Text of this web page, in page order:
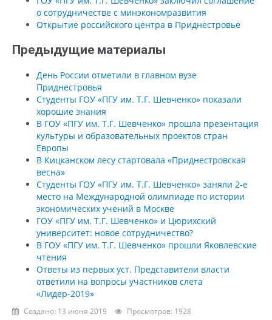
о сотрудничестве с минэкономразвития
Открытие российского центра в Приднестровье
Предыдущие материалы
День России отметили в главном вузе
Приднестровья
Студенты ГОУ «ПГУ им. Т.Г. Шевченко» показали
хорошие знания
В ГОУ «ПГУ им. Т.Г. Шевченко» прошла презентация
культуры и образовательных проектов стран
Европы
В Кицканском лесу стартовала «Приднестровская
весна»
Студенты ГОУ «ПГУ им. Т.Г. Шевченко» заняли 2-е
место на Международной олимпиаде по истории
экономических учений в Москве
ГОУ «ПГУ им. Т.Г. Шевченко» и Цюрихский
университет: новое сотрудничество?
В ГОУ «ПГУ им. Т.Г. Шевченко» прошли Яковлевские
чтения
Ответы из первых уст. Представители власти
ответили на вопросы участников слета
«Лидер-2019»
Создано: 13 июня 2019 Просмотров: 1928